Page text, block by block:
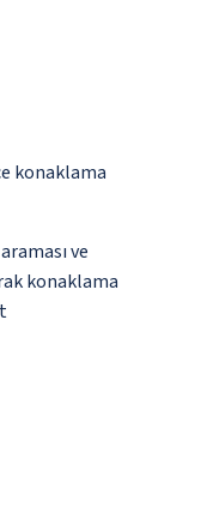
konaklama
ve
konaklama